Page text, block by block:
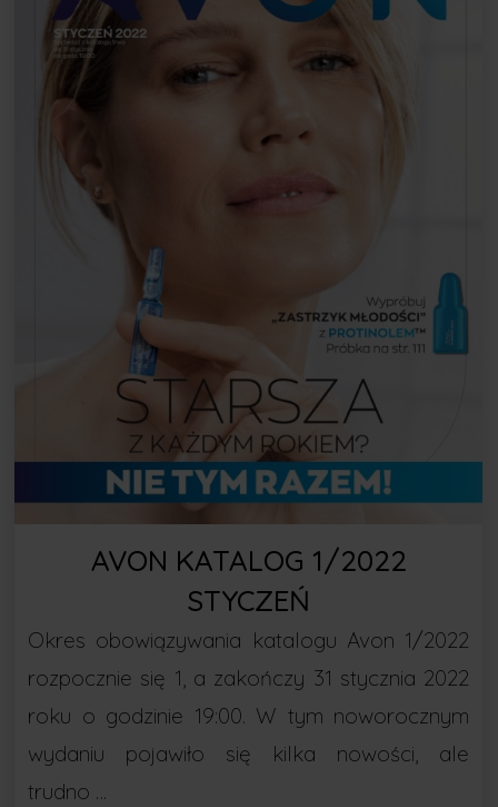
AVON KATALOG 1/2022
STYCZEŃ
Okres obowiązywania katalogu Avon 1/2022
rozpocznie się 1, a zakończy 31 stycznia 2022
roku o godzinie 19:00. W tym noworocznym
wydaniu pojawiło się kilka nowości, ale
trudno …